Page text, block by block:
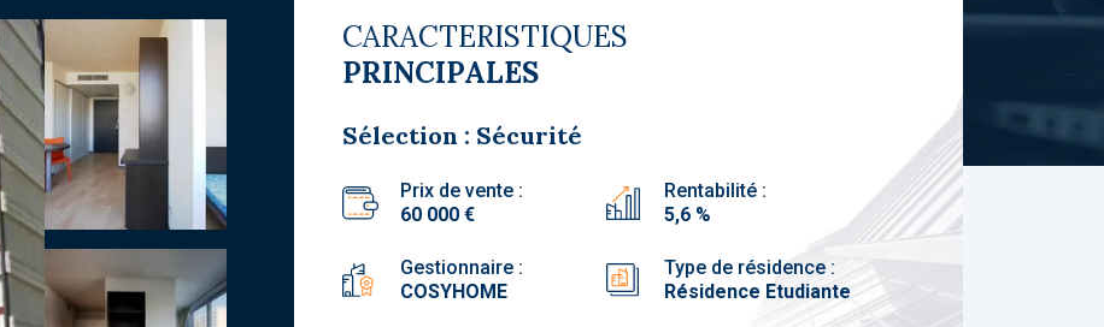
CARACTERISTIQUES
PRINCIPALES
Sélection : Sécurité
Prix de vente :
60 000 €
Gestionnaire :
COSYHOME
Rentabilité :
5,6 %
Type de résidence :
Résidence Etudiante